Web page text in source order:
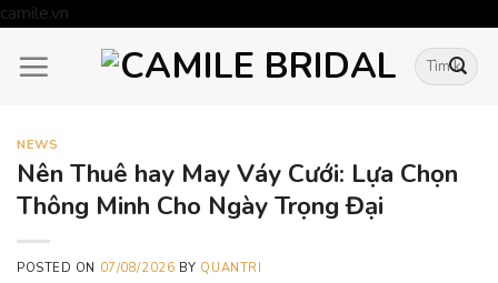
camile.vn
content
Tìm
kiếm:
NEWS
Nên Thuê hay May Váy Cưới: Lựa Chọn
Thông Minh Cho Ngày Trọng Đại
POSTED ON 07/08/2026 BY QUANTRI